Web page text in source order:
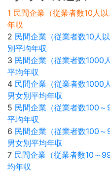
1 民間企業（従業者数10人
年収
2 民間企業（従業者数10人
別平均年収
3 民間企業（従業者数1000
平均年収
4 民間企業（従業者数1000
男女別平均年収
5 民間企業（従業者数100
平均年収
6 民間企業（従業者数100
男女別平均年収
7 民間企業（従業者数10～
均年収